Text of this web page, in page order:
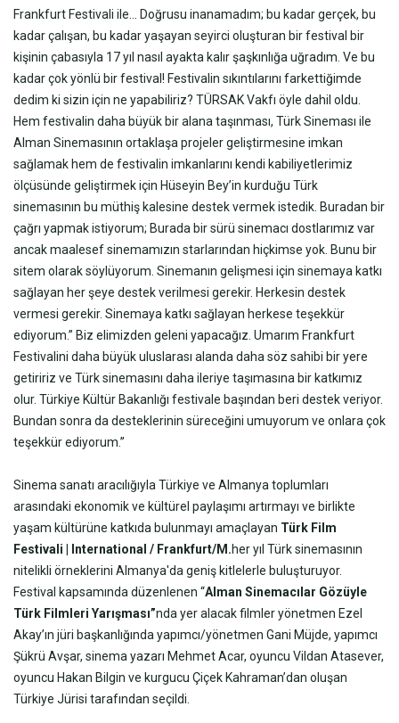
Frankfurt Festivali ile… Doğrusu inanamadım; bu kadar gerçek, bu
kadar çalışan, bu kadar yaşayan seyirci oluşturan bir festival bir
kişinin çabasıyla 17 yıl nasıl ayakta kalır şaşkınlığa uğradım. Ve bu
kadar çok yönlü bir festival! Festivalin sıkıntılarını farkettiğimde
dedim ki sizin için ne yapabiliriz? TÜRSAK Vakfı öyle dahil oldu.
Hem festivalin daha büyük bir alana taşınması, Türk Sineması ile
Alman Sinemasının ortaklaşa projeler geliştirmesine imkan
sağlamak hem de festivalin imkanlarını kendi kabiliyetlerimiz
ölçüsünde geliştirmek için Hüseyin Bey’in kurduğu Türk
sinemasının bu müthiş kalesine destek vermek istedik. Buradan bir
çağrı yapmak istiyorum; Burada bir sürü sinemacı dostlarımız var
ancak maalesef sinemamızın starlarından hiçkimse yok. Bunu bir
sitem olarak söylüyorum. Sinemanın gelişmesi için sinemaya katkı
sağlayan her şeye destek verilmesi gerekir. Herkesin destek
vermesi gerekir. Sinemaya katkı sağlayan herkese teşekkür
ediyorum.” Biz elimizden geleni yapacağız. Umarım Frankfurt
Festivalini daha büyük uluslarası alanda daha söz sahibi bir yere
getiririz ve Türk sinemasını daha ileriye taşımasına bir katkımız
olur. Türkiye Kültür Bakanlığı festivale başından beri destek veriyor.
Bundan sonra da desteklerinin süreceğini umuyorum ve onlara çok
teşekkür ediyorum.”
Sinema sanatı aracılığıyla Türkiye ve Almanya toplumları
arasındaki ekonomik ve kültürel paylaşımı artırmayı ve birlikte
yaşam kültürüne katkıda bulunmayı amaçlayan Türk Film
Festivali | International / Frankfurt/M.her yıl Türk sinemasının
nitelikli örneklerini Almanya'da geniş kitlelerle buluşturuyor.
Festival kapsamında düzenlenen “Alman Sinemacılar Gözüyle
Türk Filmleri Yarışması”nda yer alacak filmler yönetmen Ezel
Akay’ın jüri başkanlığında yapımcı/yönetmen Gani Müjde, yapımcı
Şükrü Avşar, sinema yazarı Mehmet Acar, oyuncu Vildan Atasever,
oyuncu Hakan Bilgin ve kurgucu Çiçek Kahraman’dan oluşan
Türkiye Jürisi tarafından seçildi.